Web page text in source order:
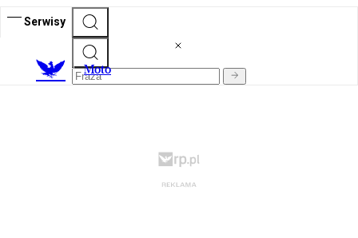
Serwisy
Moto